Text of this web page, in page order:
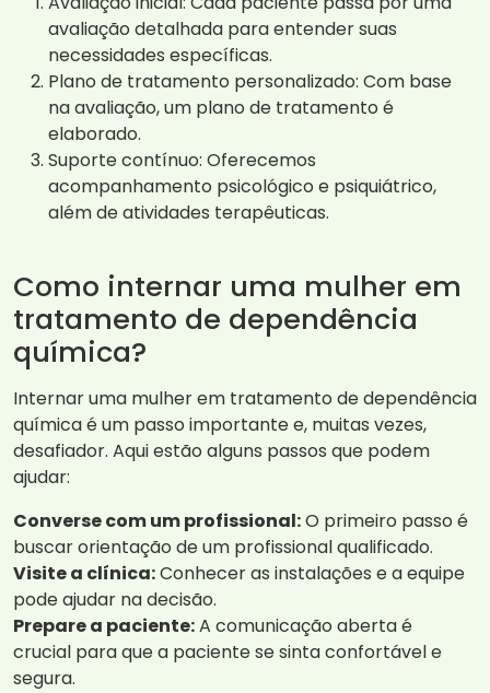
avaliação detalhada para entender suas
necessidades específicas.
Plano de tratamento personalizado: Com base
na avaliação, um plano de tratamento é
elaborado.
Suporte contínuo: Oferecemos
acompanhamento psicológico e psiquiátrico,
além de atividades terapêuticas.
Como internar uma mulher em
tratamento de dependência
química?
Internar uma mulher em tratamento de dependência
química é um passo importante e, muitas vezes,
desafiador. Aqui estão alguns passos que podem
ajudar:
Converse com um profissional:O primeiro passo é
buscar orientação de um profissional qualificado.
Visite a clínica:Conhecer as instalações e a equipe
pode ajudar na decisão.
Prepare a paciente:A comunicação aberta é
crucial para que a paciente se sinta confortável e
segura.